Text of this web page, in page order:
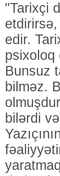
"Tarixçi
etdirirsə,
edir.
psixoloq
Bunsuz
bilməz.
bilərdi